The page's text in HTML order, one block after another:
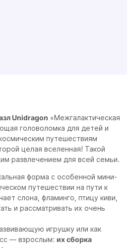
Unidragon «Межгалактическая
головоломка для детей и
путешествиям
целая вселенная! Такой
развлечением для всей семьи.
форма с особенной мини-
путешествии на пути к
слона, фламинго, птицу киви,
и рассматривать их очень
игрушку или как
— взрослым: их сборка